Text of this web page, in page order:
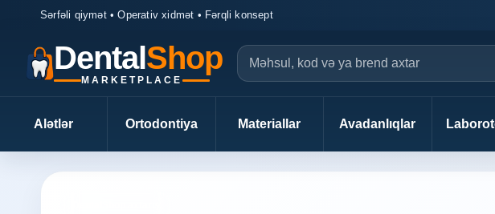
Sərfəli qiymət • Operativ xidmət • Fərqli konsept
DentalShop
MARKETPLACE
Alətlər Ortodontiya Materiallar Avadanlıqlar